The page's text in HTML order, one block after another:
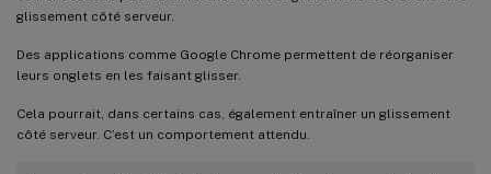
glissement côté serveur.
Des applications comme Google Chrome permettent de réorganiser
leurs onglets en les faisant glisser.
Cela pourrait, dans certains cas, également entraîner un glissement
côté serveur. C’est un comportement attendu.